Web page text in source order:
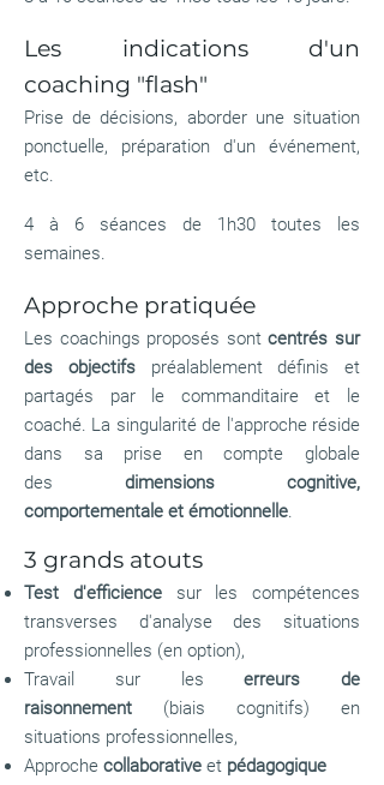
Les indications d'un
coaching "flash"
Prise de décisions, aborder une situation
ponctuelle, préparation d'un événement,
etc.
4 à 6 séances de 1h30 toutes les
semaines.
Approche pratiquée
Les coachings proposés sontcentrés sur
des objectifs préalablement définis et
partagés par le commanditaire et le
coaché. La singularité de l'approche réside
dans sa prise en compte globale
des dimensions cognitive,
comportementale et émotionnelle.
3 grands atouts
Test d'efficiencesur les compétences
transverses d'analyse des situations
professionnelles (en option),
Travail sur leserreurs de
raisonnement (biais cognitifs) en
situations professionnelles,
Approche collaborative et pédagogique